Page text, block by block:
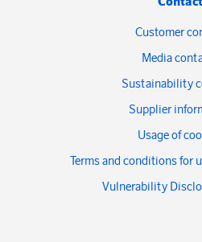
Customer
Media
Sustainability
Supplier
Usage of
Terms and conditions for
Vulnerability